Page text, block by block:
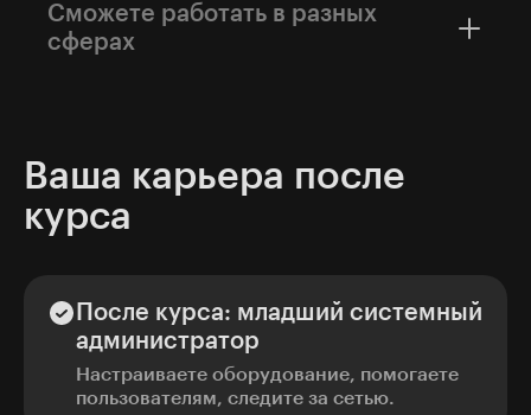
образования — достаточно практических
навыков, которые вы получите на курсе.
Сможете работать в разных
сферах
Ваша карьера после
курса
После курса: младший системный
администратор
Настраиваете оборудование, помогаете
пользователям, следите за сетью.